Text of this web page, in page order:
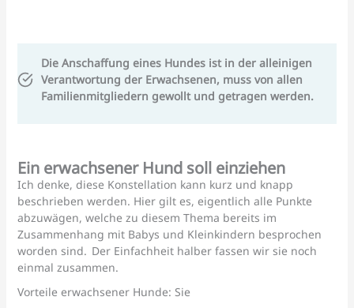
Die Anschaffung eines Hundes ist in der alleinigen
Verantwortung der Erwachsenen, muss von allen
Familienmitgliedern gewollt und getragen werden.
Ein erwachsener Hund soll einziehen
Ich denke, diese Konstellation kann kurz und knapp
beschrieben werden. Hier gilt es, eigentlich alle Punkte
abzuwägen, welche zu diesem Thema bereits im
Zusammenhang mit Babys und Kleinkindern besprochen
worden sind. Der Einfachheit halber fassen wir sie noch
einmal zusammen.
Vorteile erwachsener Hunde: Sie